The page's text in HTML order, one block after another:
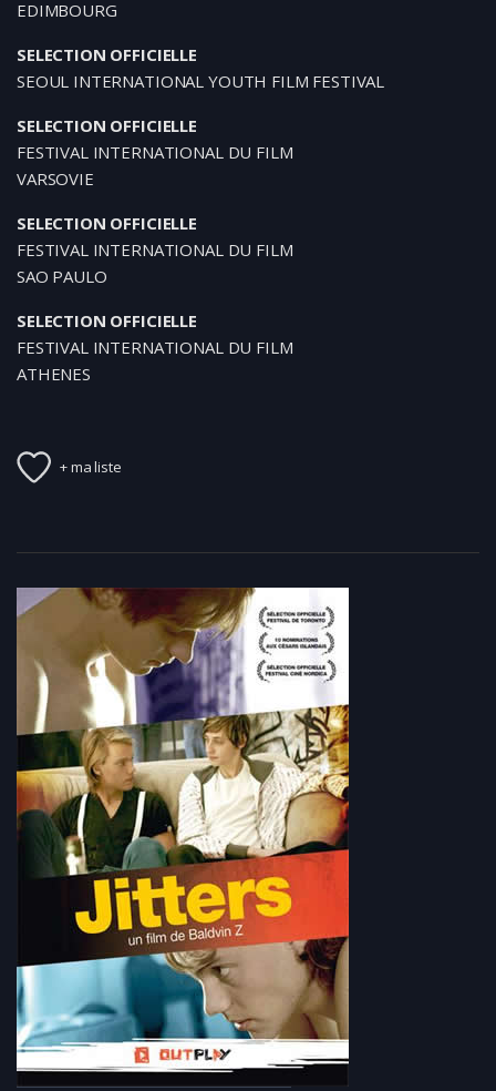
+ ma liste
EDIMBOURG
SELECTION OFFICIELLE
SEOUL INTERNATIONAL YOUTH FILM FESTIVAL
SELECTION OFFICIELLE
FESTIVAL INTERNATIONAL DU FILM
VARSOVIE
SELECTION OFFICIELLE
FESTIVAL INTERNATIONAL DU FILM
SAO PAULO
SELECTION OFFICIELLE
FESTIVAL INTERNATIONAL DU FILM
ATHENES